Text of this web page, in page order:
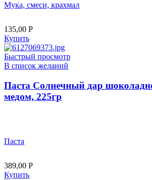
Мука, смеси, крахмал
135,00 Р
Купить
Быстрый просмотр
В список желаний
Паста Солнечный дар
медом, 225гр
Паста
389,00 Р
Купить